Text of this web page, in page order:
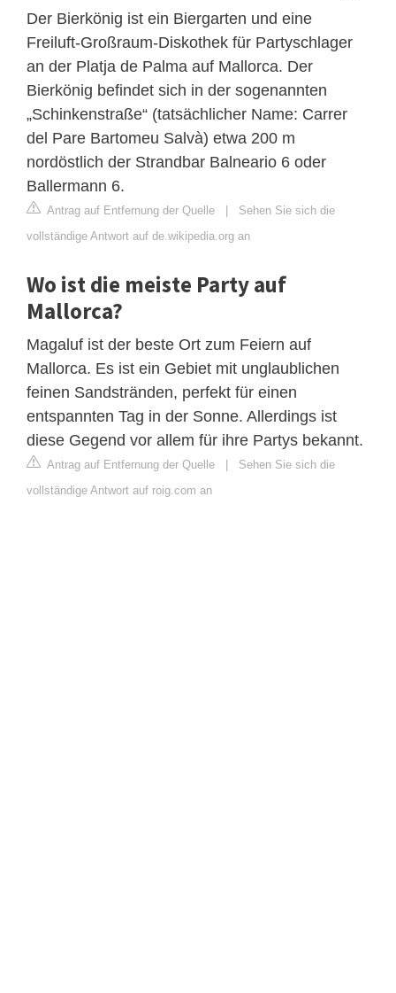
Der Bierkönig ist ein Biergarten und eine
Freiluft-Großraum-Diskothek für Partyschlager
an der Platja de Palma auf Mallorca. Der
Bierkönig befindet sich in der sogenannten
„Schinkenstraße“ (tatsächlicher Name: Carrer
del Pare Bartomeu Salvà) etwa 200 m
nordöstlich der Strandbar Balneario 6 oder
Ballermann 6.
Antrag auf Entfernung der Quelle | Sehen Sie sich die
vollständige Antwort auf de.wikipedia.org an
Wo ist die meiste Party auf
Mallorca?
Magaluf ist der beste Ort zum Feiern auf
Mallorca. Es ist ein Gebiet mit unglaublichen
feinen Sandstränden, perfekt für einen
entspannten Tag in der Sonne. Allerdings ist
diese Gegend vor allem für ihre Partys bekannt.
Antrag auf Entfernung der Quelle | Sehen Sie sich die
vollständige Antwort auf roig.com an